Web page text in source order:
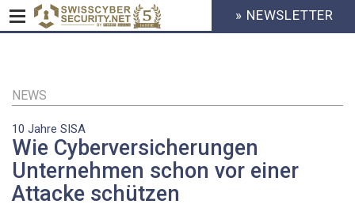
Inhalt
HEADER
MENU
» NEWSLETTER
NEWS
10 Jahre SISA
Wie Cyberversicherungen
Unternehmen schon vor einer
Attacke schützen